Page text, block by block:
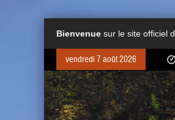
Bienvenue sur le site officiel
vendredi 7 août 2026